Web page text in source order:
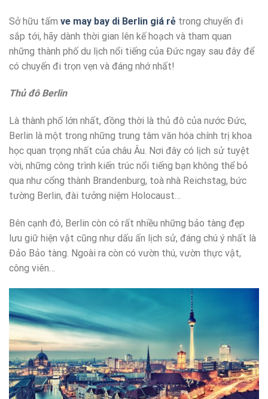
Sở hữu tấm ve may bay di Berlin giá rẻ trong chuyến đi
sắp tới, hãy dành thời gian lên kế hoạch và tham quan
những thành phố du lịch nổi tiếng của Đức ngay sau đây để
có chuyến đi trọn vẹn và đáng nhớ nhất!
Thủ đô Berlin
Là thành phố lớn nhất, đồng thời là thủ đô của nước Đức,
Berlin là một trong những trung tâm văn hóa chính trị khoa
học quan trọng nhất của châu Âu. Nơi đây có lịch sử tuyệt
vời, những công trình kiến trúc nổi tiếng bạn không thể bỏ
qua như cổng thành Brandenburg, toà nhà Reichstag, bức
tường Berlin, đài tưởng niệm Holocaust…
Bên cạnh đó, Berlin còn có rất nhiều những bảo tàng đẹp
lưu giữ hiện vật cũng như dấu ấn lịch sử, đáng chú ý nhất là
Đảo Bảo tàng. Ngoài ra còn có vườn thú, vườn thực vật,
công viên…